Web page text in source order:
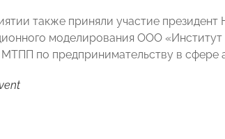
также приняли участие
моделирования ООО
по предпринимательству в сфере